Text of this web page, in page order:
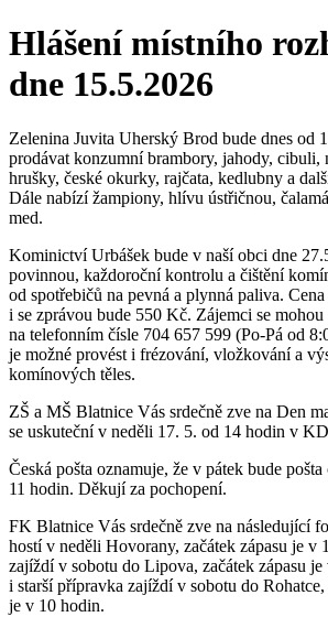
Hlášení místního
dne 15.5.2026
Zelenina Juvita Uherský Brod bude dnes od
prodávat konzumní brambory, jahody, cibuli,
hrušky, české okurky, rajčata, kedlubny a
Dále nabízí žampiony, hlívu ústřičnou,
med.
Kominictví Urbášek bude v naší obci dne
povinnou, každoroční kontrolu a čištění
od spotřebičů na pevná a plynná paliva.
i se zprávou bude 550 Kč. Zájemci se mohou
na telefonním čísle 704 657 599 (Po-Pá od
je možné provést i frézování, vložkování a
komínových těles.
ZŠ a MŠ Blatnice Vás srdečně zve na Den
se uskuteční v neděli 17. 5. od 14 hodin v
Česká pošta oznamuje, že v pátek bude pošta
11 hodin. Děkují za pochopení.
FK Blatnice Vás srdečně zve na následující
hostí v neděli Hovorany, začátek zápasu je v
zajíždí v sobotu do Lipova, začátek zápasu
i starší přípravka zajíždí v sobotu do Rohatce,
je v 10 hodin.